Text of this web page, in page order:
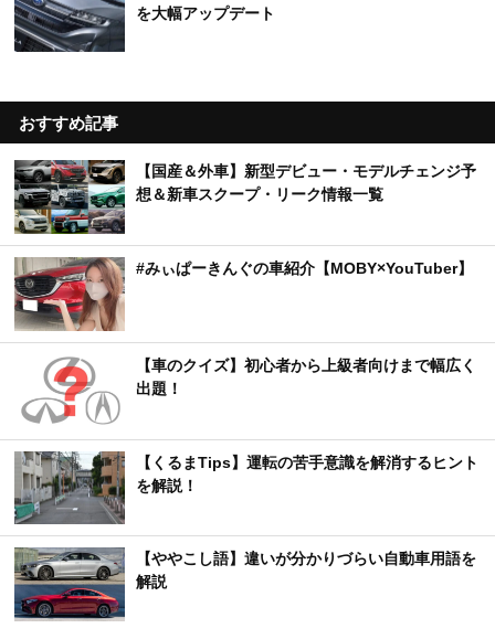
を大幅アップデート
おすすめ記事
【国産＆外車】新型デビュー・モデルチェンジ予
想＆新車スクープ・リーク情報一覧
#みぃぱーきんぐの車紹介【MOBY×YouTuber】
【車のクイズ】初心者から上級者向けまで幅広く
出題！
【くるまTips】運転の苦手意識を解消するヒント
を解説！
【ややこし語】違いが分かりづらい自動車用語を
解説